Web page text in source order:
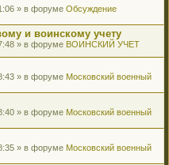
» в форуме Обсуждение
и воинскому учету
» в форуме ВОИНСКИЙ УЧЕТ
» в форуме Московский военный
» в форуме Московский военный
» в форуме Московский военный